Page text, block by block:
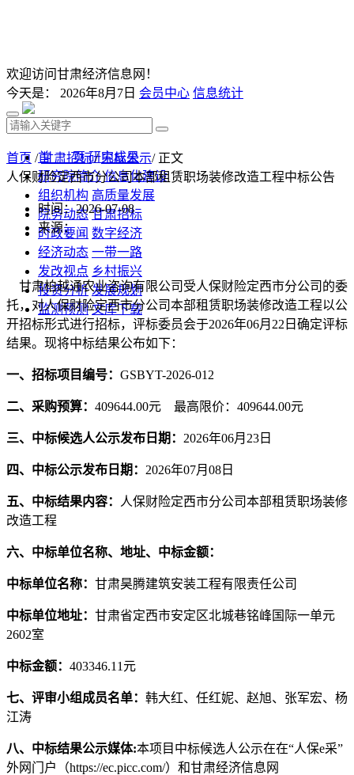
欢迎访问甘肃经济信息网！
今天是： 2026年8月7日 会员中心 信息统计
首 页 研究成果
研究院简介 信息化建设
组织机构 高质量发展
院务动态 甘肃招标
时政要闻 数字经济
经济动态 一带一路
发改视点 乡村振兴
投资分析 发展规划
监测预测 文库下载
首页 /甘肃招标/中标公示/ 正文
人保财险定西市分公司本部租赁职场装修改造工程中标公告
时间：2026-07-08
来源：
甘肃柏越通农业咨询有限公司受人保财险定西市分公司的委
托，对人保财险定西市分公司本部租赁职场装修改造工程以公
开招标形式进行招标，评标委员会于2026年06月22日确定评标
结果。现将中标结果公布如下：
一、招标项目编号： GSBYT-2026-012
二、采购预算： 409644.00元 最高限价：409644.00元
三、中标候选人公示发布日期： 2026年06月23日
四、中标公示发布日期： 2026年07月08日
五、中标结果内容：
人保财险定西市分公司本部租赁职场装修
改造工程
六、中标单位名称、地址、中标金额：
中标单位名称： 甘肃昊腾建筑安装工程有限责任公司
中标单位地址： 甘肃省定西市安定区北城巷铭峰国际一单元
2602室
中标金额： 403346.11 元
七、评审小组成员名单： 韩大红、任红妮、赵旭、张军宏、杨
江涛
八、中标结果公示媒体:本项目中标候选人公示在在“人保e采”
外网门户（https://ec.picc.com/）和甘肃经济信息网